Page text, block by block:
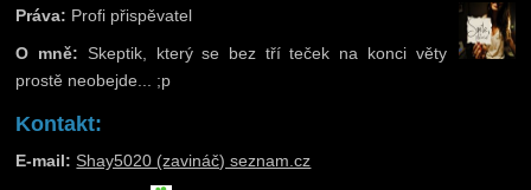
Práva: Profi přispěvatel
O mně: Skeptik, který se bez tří teček na konci věty
prostě neobejde... ;p
Kontakt:
E-mail: Shay5020 (zavináč) seznam.cz